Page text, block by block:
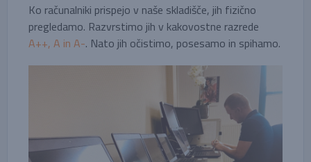
Ko računalniki prispejo v naše skladišče, jih fizično
pregledamo. Razvrstimo jih v kakovostne razrede
A++, A in A-. Nato jih očistimo, posesamo in spihamo.